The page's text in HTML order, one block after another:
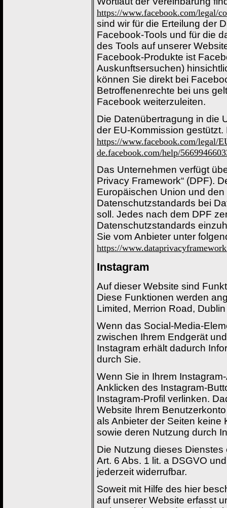
https://www.facebook.com/legal/
sind wir für die Erteilung der
Facebook-Tools und für die
des Tools auf unserer
Facebook-Produkte ist
Auskunftsersuchen)
können Sie direkt bei
Betroffenenrechte bei uns
Facebook weiterzuleiten.
Die Datenübertragung in die
der EU-Kommission
https://www.facebook.com/legal/
de.facebook.com/help/
Das Unternehmen verfügt
Privacy Framework“ (DPF).
Europäischen Union und
Datenschutzstandards bei
soll. Jedes nach dem DPF
Datenschutzstandards
Sie vom Anbieter unter
https://
Instagram
Auf dieser Website sind
Diese Funktionen werden
Limited, Merrion Road,
Wenn das Social-Media-
zwischen Ihrem Endgerät
Instagram erhält dadurch
durch Sie.
Wenn Sie in Ihrem
Anklicken des Instagram-
Instagram-Profil verlinken.
Website Ihrem
als Anbieter der Seiten keine
sowie deren Nutzung durch
Die Nutzung dieses
Art. 6 Abs. 1 lit. a DSGVO
jederzeit widerrufbar.
Soweit mit Hilfe des hier
auf unserer Website erfasst